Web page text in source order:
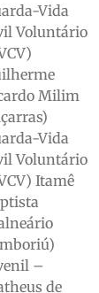
Vida
Voluntário
Milim
Vida
Voluntário
Itamê
–
de